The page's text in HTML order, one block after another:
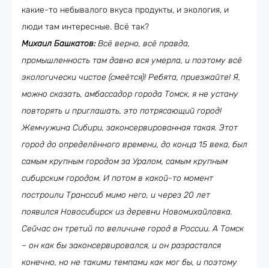
какие-то небывалого вкуса продукты, и экология, и
люди там интересные. Всё так?
Михаил Башкатов:Всё верно, всё правда,
промышленность там давно вся умерла, и поэтому всё
экологически чистое (смеётся)! Ребята, приезжайте! Я,
можно сказать, амбассадор города Томск, я не устану
повторять и приглашать, это потрясающий город!
Жемчужина Сибири, законсервированная такая. Этот
город до определённого времени, до конца 15 века, был
самым крупным городом за Уралом, самым крупным
сибирским городом. И потом в какой-то момент
построили Транссиб мимо него, и через 20 лет
появился Новосибирск из деревни Новомихайловка.
Сейчас он третий по величине город в России. А Томск
– он как бы законсервировался, и он разрастался
конечно, но не такими темпами как мог бы, и поэтому